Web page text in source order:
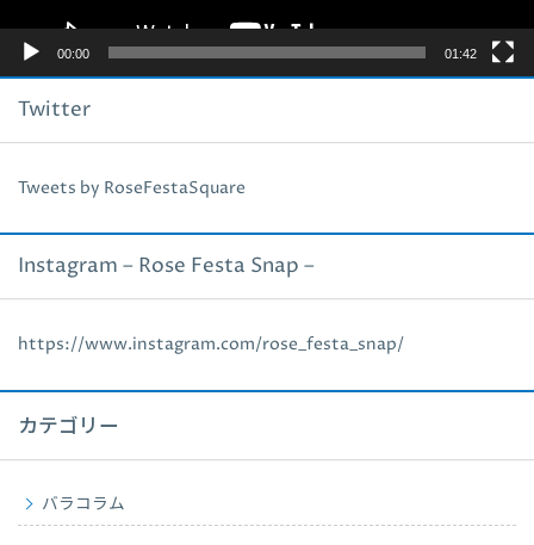
00:00 01:42
Twitter
Tweets by RoseFestaSquare
Instagram – Rose Festa Snap –
https://www.instagram.com/rose_festa_snap/
カテゴリー
バラコラム